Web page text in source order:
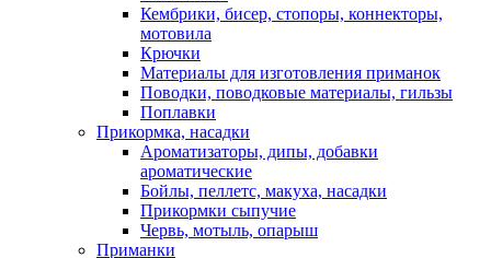
Кембрики, бисер, стопоры, коннекторы,
мотовила
Крючки
Материалы для изготовления приманок
Поводки, поводковые материалы, гильзы
Поплавки
Прикормка, насадки
Ароматизаторы, дипы, добавки
ароматические
Бойлы, пеллетс, макуха, насадки
Прикормки сыпучие
Червь, мотыль, опарыш
Приманки